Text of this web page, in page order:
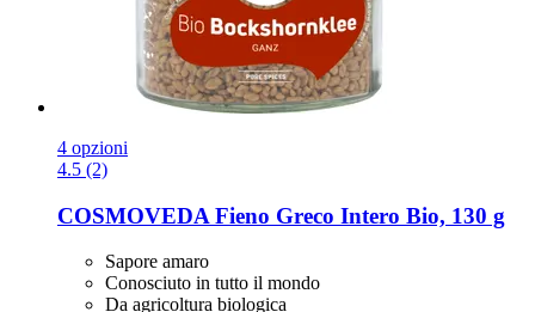
4 opzioni
4.5 (2)
COSMOVEDA Fieno Greco Intero Bio, 130 g
Sapore amaro
Conosciuto in tutto il mondo
Da agricoltura biologica